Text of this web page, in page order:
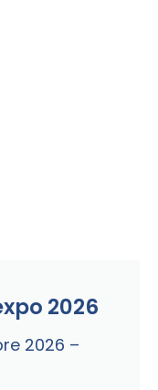
2026
2026 –